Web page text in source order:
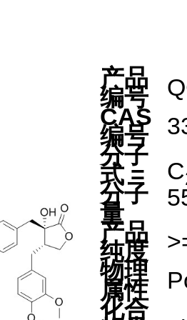
产品
编号
CAS
编号
分子
式 =
分子
量
C
产品
纯度
物理
属性
化合